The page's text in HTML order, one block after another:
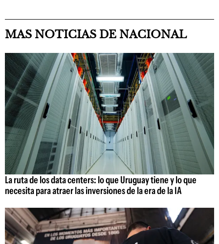
MAS NOTICIAS DE NACIONAL
La ruta de los data centers: lo que Uruguay tiene y lo que
necesita para atraer las inversiones de la era de la IA